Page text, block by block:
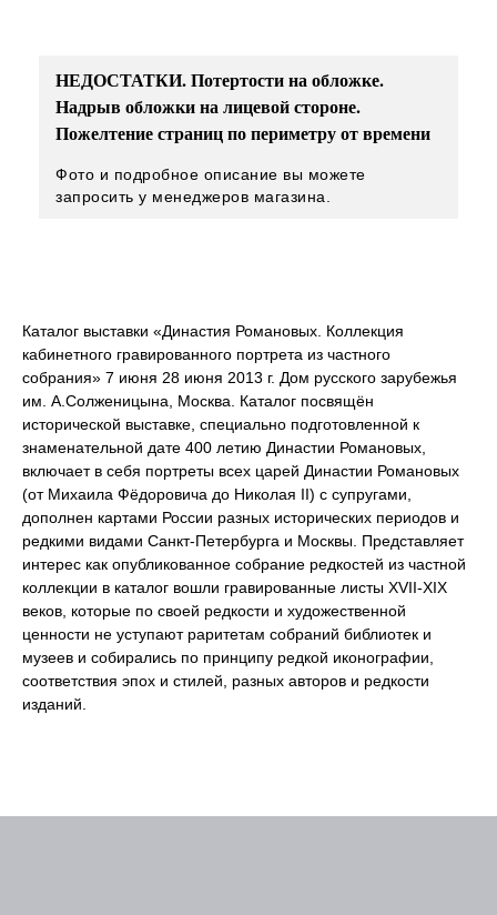
НЕДОСТАТКИ. Потертости на обложке.
Надрыв обложки на лицевой стороне.
Пожелтение страниц по периметру от времени
Фото и подробное описание вы можете
запросить у менеджеров магазина.
Каталог выставки «Династия Романовых. Коллекция
кабинетного гравированного портрета из частного
собрания» 7 июня 28 июня 2013 г. Дом русского зарубежья
им. А.Солженицына, Москва. Каталог посвящён
исторической выставке, специально подготовленной к
знаменательной дате 400 летию Династии Романовых,
включает в себя портреты всех царей Династии Романовых
(от Михаила Фёдоровича до Николая II) с супругами,
дополнен картами России разных исторических периодов и
редкими видами Санкт-Петербурга и Москвы. Представляет
интерес как опубликованное собрание редкостей из частной
коллекции в каталог вошли гравированные листы XVII-XIX
веков, которые по своей редкости и художественной
ценности не уступают раритетам собраний библиотек и
музеев и собирались по принципу редкой иконографии,
соответствия эпох и стилей, разных авторов и редкости
изданий.